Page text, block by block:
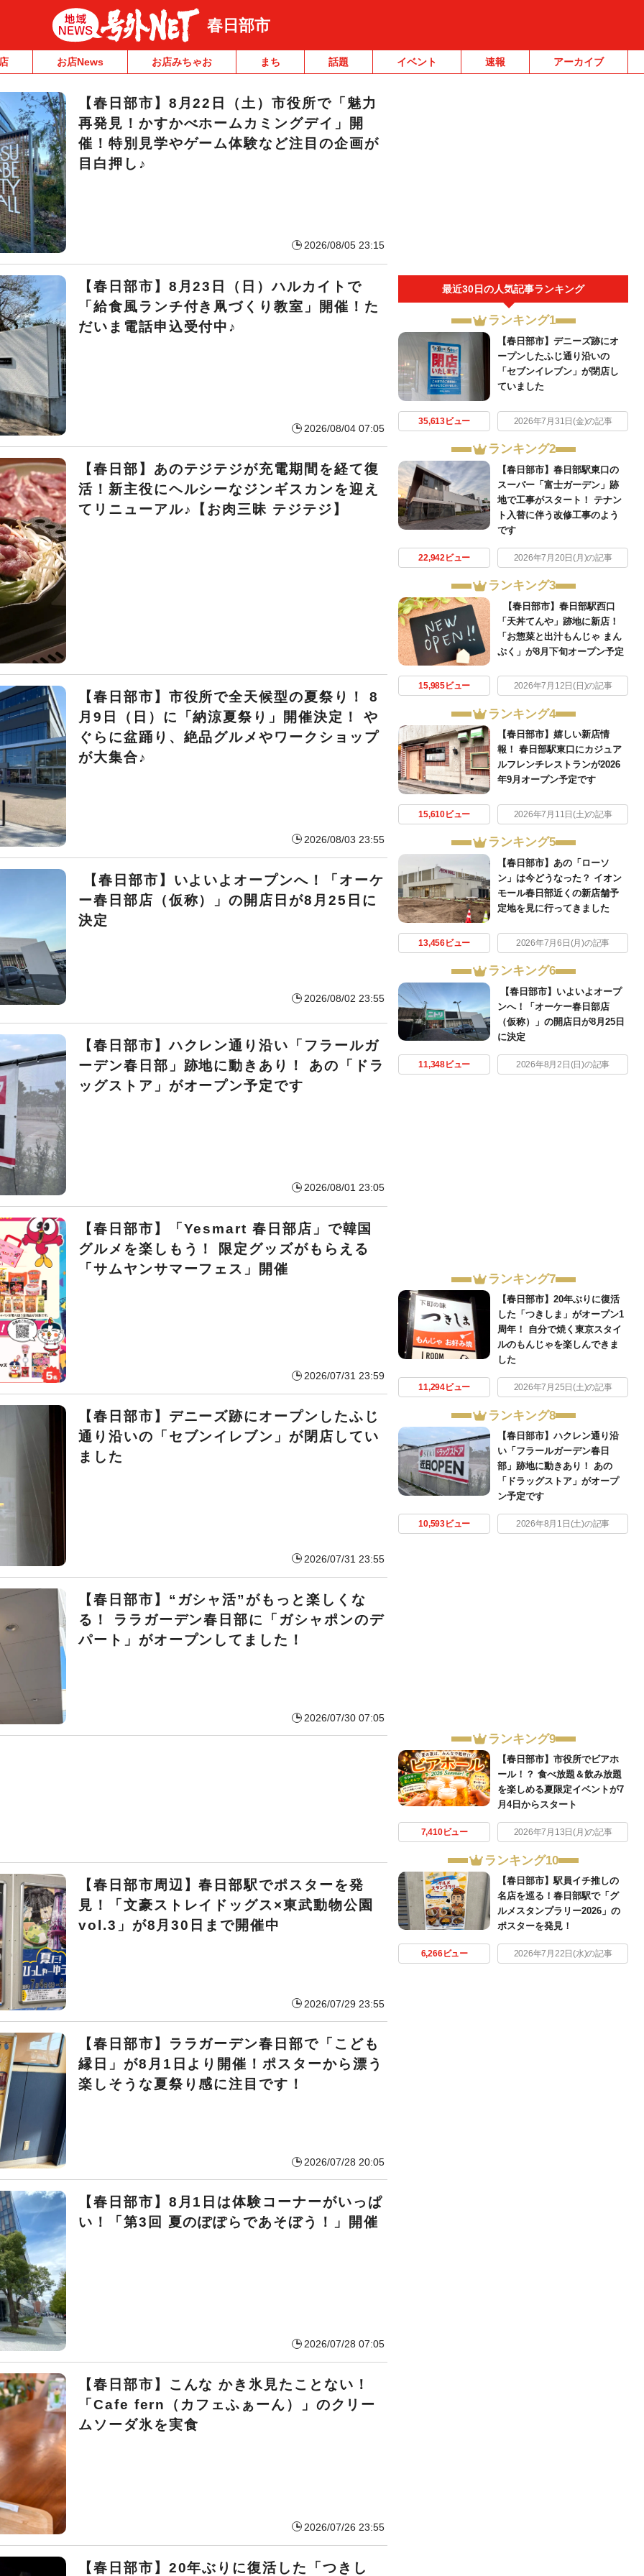
春日部市
お店News お店みちゃお まち 話題 イベント 速報 アーカイブ
【春日部市】8月22日（土）市役所で「魅力
再発見！かすかべホームカミングデイ」開
催！特別見学やゲーム体験など注目の企画が
目白押し♪
2026/08/05 23:15
【春日部市】8月23日（日）ハルカイトで
「給食風ランチ付き凧づくり教室」開催！た
だいま電話申込受付中♪
2026/08/04 07:05
【春日部】あのテジテジが充電期間を経て復
活！新主役にヘルシーなジンギスカンを迎え
てリニューアル♪【お肉三昧 テジテジ】
【春日部市】市役所で全天候型の夏祭り！ 8
月9日（日）に「納涼夏祭り」開催決定！ や
ぐらに盆踊り、絶品グルメやワークショップ
が大集合♪
2026/08/03 23:55
【春日部市】いよいよオープンへ！「オーケ
ー春日部店（仮称）」の開店日が8月25日に
決定
2026/08/02 23:55
【春日部市】ハクレン通り沿い「フラールガ
ーデン春日部」跡地に動きあり！ あの「ドラ
ッグストア」がオープン予定です
2026/08/01 23:05
【春日部市】「Yesmart 春日部店」で韓国
グルメを楽しもう！ 限定グッズがもらえる
「サムヤンサマーフェス」開催
2026/07/31 23:59
【春日部市】デニーズ跡にオープンしたふじ
通り沿いの「セブンイレブン」が閉店してい
ました
2026/07/31 23:55
【春日部市】“ガシャ活”がもっと楽しくな
る！ ララガーデン春日部に「ガシャポンのデ
パート」がオープンしてました！
2026/07/30 07:05
【春日部市周辺】春日部駅でポスターを発
見！「文豪ストレイドッグス×東武動物公園
vol.3」が8月30日まで開催中
2026/07/29 23:55
【春日部市】ララガーデン春日部で「こども
縁日」が8月1日より開催！ポスターから漂う
楽しそうな夏祭り感に注目です！
2026/07/28 20:05
【春日部市】8月1日は体験コーナーがいっぱ
い！「第3回 夏のぽぽらであそぼう！」開催
2026/07/28 07:05
【春日部市】こんな かき氷見たことない！
「Cafe fern（カフェふぁーん）」のクリー
ムソーダ氷を実食
2026/07/26 23:55
【春日部市】20年ぶりに復活した「つきし
最近30日の人気記事ランキング
ランキング1
【春日部市】デニーズ跡にオ
ープンしたふじ通り沿いの
「セブンイレブン」が閉店し
ていました
35,613ビュー 2026年7月31日(金)の記事
ランキング2
【春日部市】春日部駅東口の
スーパー「富士ガーデン」跡
地で工事がスタート！ テナン
ト入替に伴う改修工事のよう
です
22,942ビュー 2026年7月20日(月)の記事
ランキング3
【春日部市】春日部駅西口
「天丼てんや」跡地に新店！
「お惣菜と出汁もんじゃ まん
ぷく」が8月下旬オープン予定
15,985ビュー 2026年7月12日(日)の記事
ランキング4
【春日部市】嬉しい新店情
報！ 春日部駅東口にカジュア
ルフレンチレストランが2026
年9月オープン予定です
15,610ビュー 2026年7月11日(土)の記事
ランキング5
【春日部市】あの「ローソ
ン」は今どうなった？ イオン
モール春日部近くの新店舗予
定地を見に行ってきました
13,456ビュー 2026年7月6日(月)の記事
ランキング6
【春日部市】いよいよオープ
ンへ！「オーケー春日部店
（仮称）」の開店日が8月25日
に決定
11,348ビュー 2026年8月2日(日)の記事
ランキング7
【春日部市】20年ぶりに復活
した「つきしま」がオープン1
周年！ 自分で焼く東京スタイ
ルのもんじゃを楽しんできま
した
11,294ビュー 2026年7月25日(土)の記事
ランキング8
【春日部市】ハクレン通り沿
い「フラールガーデン春日
部」跡地に動きあり！ あの
「ドラッグストア」がオープ
ン予定です
10,593ビュー 2026年8月1日(土)の記事
ランキング9
【春日部市】市役所でビアホ
ール！？ 食べ放題＆飲み放題
を楽しめる夏限定イベントが7
月4日からスタート
7,410ビュー 2026年7月13日(月)の記事
ランキング10
【春日部市】駅員イチ推しの
名店を巡る！春日部駅で「グ
ルメスタンプラリー2026」の
ポスターを発見！
6,266ビュー 2026年7月22日(水)の記事